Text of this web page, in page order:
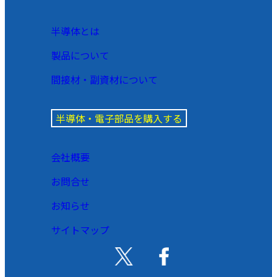
半導体とは
製品について
間接材・副資材について
半導体・電子部品を購入する
会社概要
お問合せ
お知らせ
サイトマップ